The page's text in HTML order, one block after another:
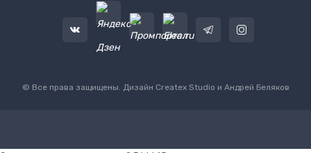
© Все права защищены. Дизайн Createx Studio и Андрей Беляков